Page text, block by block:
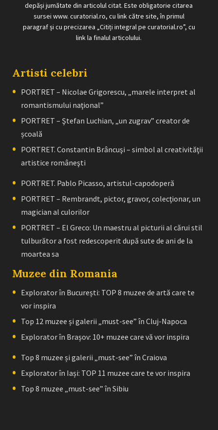
depăși jumătate din articolul citat. Este obligatorie citarea
sursei www. curatorial.ro, cu link către site, în primul
paragraf și cu precizarea „Citiți integral pe curatorial.ro”, cu
link la finalul articolului.
Artisti celebri
PORTRET – Nicolae Grigorescu, „marele interpret al
romantismului naţional”
PORTRET – Ştefan Luchian, „un zugrav” creator de
școală
PORTRET. Constantin Brâncuşi – simbol al creativităţii
artistice româneşti
PORTRET. Pablo Picasso, artistul-capodoperă
PORTRET – Rembrandt, pictor, gravor, colecţionar, un
magician al culorilor
PORTRET – El Greco: Un maestru al picturii al cărui stil
tulburător a fost redescoperit după sute de ani de la
moartea sa
Muzee din Romania
Explorator în București: TOP 8 muzee de artă care te
vor inspira
Top 12 muzee și galerii „must-see” în Cluj-Napoca
Explorator în Brașov: 10+ muzee care vă vor inspira
Top 8 muzee și galerii „must-see” în Craiova
Explorator în Iași: TOP 11 muzee care te vor inspira
Top 8 muzee „must-see” în Sibiu